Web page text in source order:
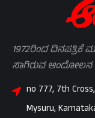
1972ರಿಂದ ದಿನಪತ್ರಿಕೆ
ಸಾಗಿರುವ
no 777, 7th
Mysuru,